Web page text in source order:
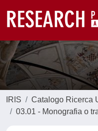
IRIS Catalogo Ricerca
03.01 - Monografia o